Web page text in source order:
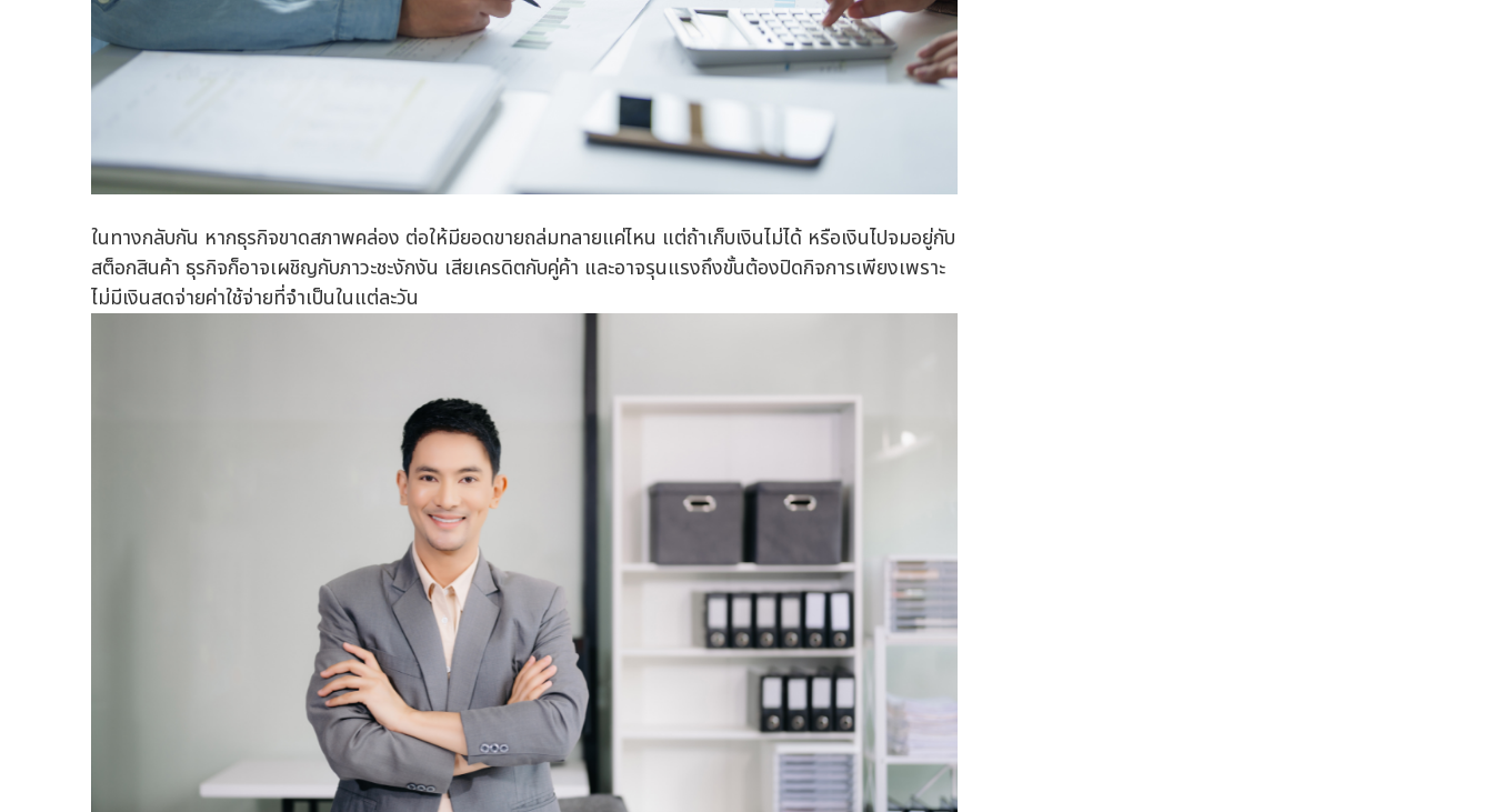
ในทางกลับกัน หากธุรกิจขาดสภาพคล่อง ต่อให้มียอดขายถล่มทลายแค่ไหน แต่ถ้าเก็บเงินไม่ได้ หรือเงินไปจมอยู่กับ
สต็อกสินค้า ธุรกิจก็อาจเผชิญกับภาวะชะงักงัน เสียเครดิตกับคู่ค้า และอาจรุนแรงถึงขั้นต้องปิดกิจการเพียงเพราะ
ไม่มีเงินสดจ่ายค่าใช้จ่ายที่จำเป็นในแต่ละวัน